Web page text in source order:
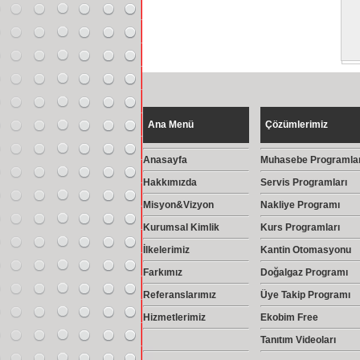
Ana Menü Çözümlerimiz
Anasayfa Muhasebe
Hakkımızda
Servis Programları
Misyon&Vizyon
Nakliye Programı
Kurumsal Kimlik
Kurs Programları
İlkelerimiz
Kantin Otomasyonu
Farkımız
Doğalgaz Programı
Referanslarımız
Üye Takip Programı
Hizmetlerimiz
Ekobim Free
Tanıtım Videoları